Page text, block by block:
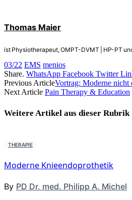
Thomas Maier
ist Physiotherapeut, OMPT-DVMT | HP-PT
03/22 EMS menios
Share. WhatsApp Facebook Twitter
Previous ArticleVortrag: Moderne nicht
Next Article Pain Therapy & Education
Weitere Artikel aus dieser Rubrik
THERAPIE
Moderne Knieendoprothetik
By PD Dr. med. Philipp A. Michel